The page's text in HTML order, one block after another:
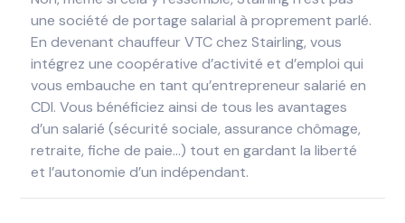
une société de portage salarial à proprement parlé.
En devenant chauffeur VTC chez Stairling, vous
intégrez une coopérative d’activité et d’emploi qui
vous embauche en tant qu’entrepreneur salarié en
CDI. Vous bénéficiez ainsi de tous les avantages
d’un salarié (sécurité sociale, assurance chômage,
retraite, fiche de paie…) tout en gardant la liberté
et l’autonomie d’un indépendant.